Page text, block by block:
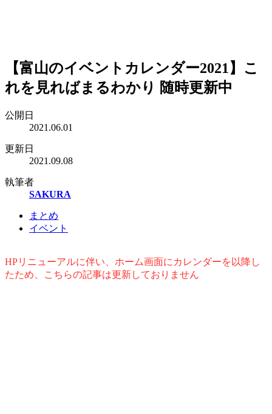
【富山のイベントカレンダー2021】こ
れを見ればまるわかり 随時更新中
公開日
2021.06.01
更新日
2021.09.08
執筆者
SAKURA
まとめ
イベント
HPリニューアルに伴い、ホーム画面にカレンダーを以降し
たため、こちらの記事は更新しておりません